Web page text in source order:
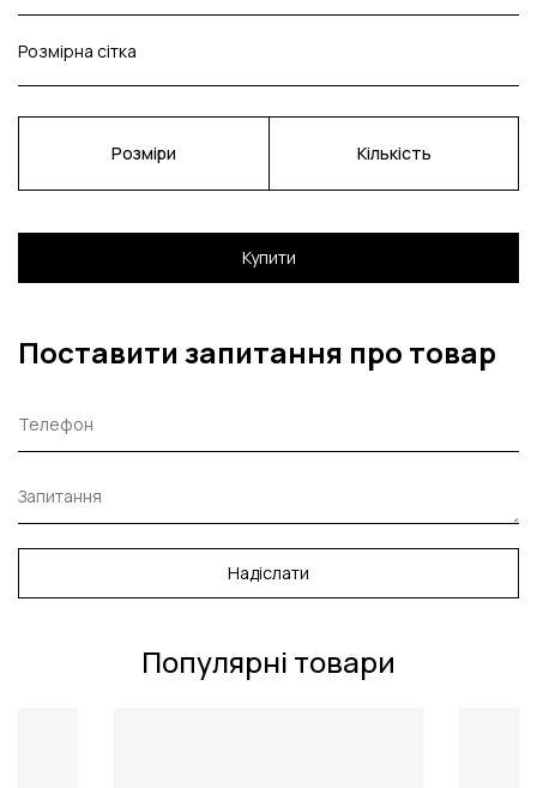
Розмірна сітка
Розміри Кількість
Купити
Поставити запитання про товар
Надіслати
Популярні товари